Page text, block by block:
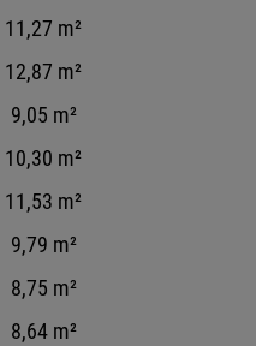
11,27 m²
12,87 m²
9,05 m²
10,30 m²
11,53 m²
9,79 m²
8,75 m²
8,64 m²